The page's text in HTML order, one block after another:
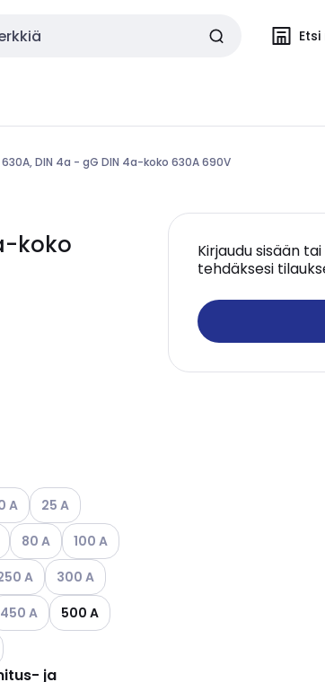
DIN 4a - gG DIN 4a-koko 630A 690V
koko
Kirjaudu sisään
tehdäksesi
vaihtoehdot
olevat vaihtoehdot
olevat vaihtoehdot
käytettävissä olevat vaihtoehdot
A Katso käytettävissä olevat vaihtoehdot
25 A
vaihtoehdot
olevat vaihtoehdot
olevat vaihtoehdot
Katso käytettävissä olevat vaihtoehdot
80 A Katso käytettävissä olevat vaihtoehdot
100 A
vaihtoehdot
olevat vaihtoehdot
käytettävissä olevat vaihtoehdot
A Katso käytettävissä olevat vaihtoehdot
300 A
vaihtoehdot
olevat vaihtoehdot
käytettävissä olevat vaihtoehdot
450 A
500 A
olevat vaihtoehdot
ja